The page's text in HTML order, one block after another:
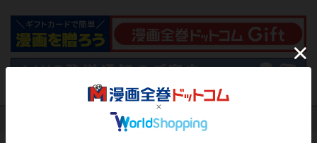
（関連商品を含む）